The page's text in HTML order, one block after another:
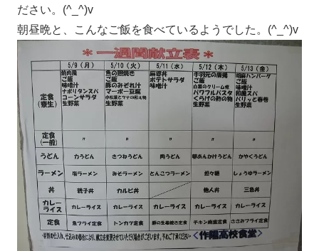
ださい。(^_^)v
朝昼晩と、こんなご飯を食べているようでした。(^_^)v